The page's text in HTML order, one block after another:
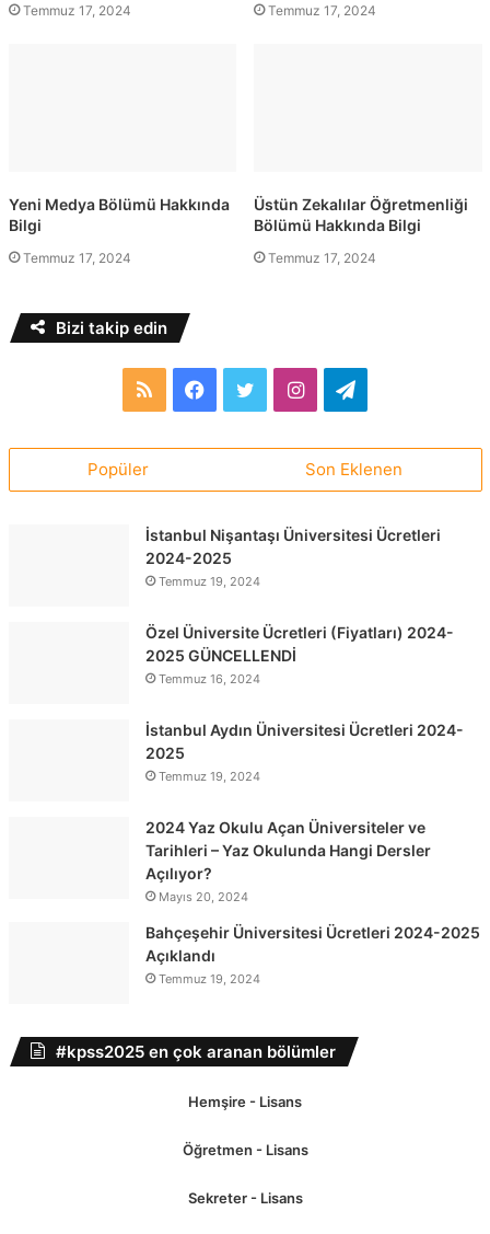
Temmuz 17, 2024 Temmuz 17, 2024
Yeni Medya Bölümü Hakkında
Bilgi
Temmuz 17, 2024
Üstün Zekalılar Öğretmenliği
Bölümü Hakkında Bilgi
Temmuz 17, 2024
Bizi takip edin
RSS Facebook
TwitterInstagramTelegram
Popüler Son Eklenen
İstanbul Nişantaşı Üniversitesi Ücretleri
2024-2025
Temmuz 19, 2024
Özel Üniversite Ücretleri (Fiyatları) 2024-
2025 GÜNCELLENDİ
Temmuz 16, 2024
İstanbul Aydın Üniversitesi Ücretleri 2024-
2025
Temmuz 19, 2024
2024 Yaz Okulu Açan Üniversiteler ve
Tarihleri – Yaz Okulunda Hangi Dersler
Açılıyor?
Mayıs 20, 2024
Bahçeşehir Üniversitesi Ücretleri 2024-2025
Açıklandı
Temmuz 19, 2024
#kpss2025 en çok aranan bölümler
Hemşire - Lisans
Öğretmen - Lisans
Sekreter - Lisans